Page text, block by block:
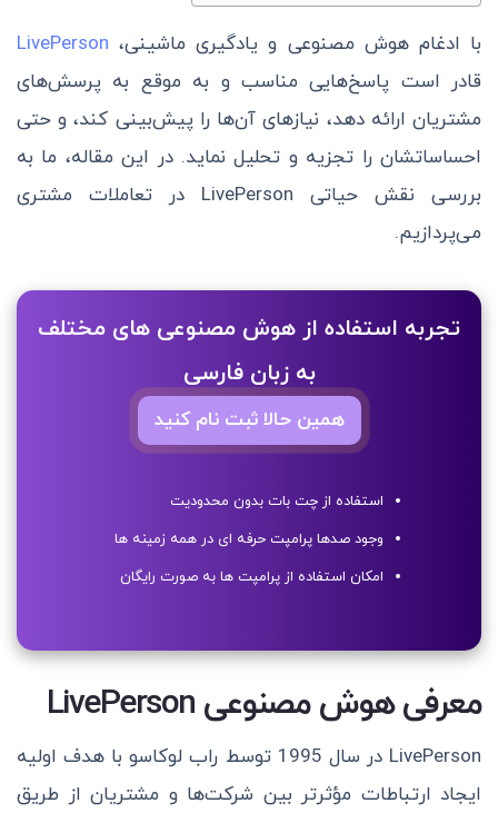
با ادغام هوش مصنوعی و یادگیری ماشینی، LivePerson
قادر است پاسخ‌هایی مناسب و به موقع به پرسش‌های
مشتریان ارائه دهد، نیازهای آن‌ها را پیش‌بینی کند، و حتی
احساساتشان را تجزیه و تحلیل نماید. در این مقاله، ما به
بررسی نقش حیاتی LivePerson در تعاملات مشتری
می‌پردازیم.
تجربه استفاده از هوش مصنوعی های مختلف
به زبان فارسی
همین حالا ثبت نام کنید
استفاده از چت بات بدون محدودیت
وجود صدها پرامپت حرفه ای در همه زمینه ها
امکان استفاده از پرامپت ها به صورت رایگان
معرفی هوش مصنوعی LivePerson
LivePerson در سال 1995 توسط راب لوکاسو با هدف اولیه
ایجاد ارتباطات مؤثرتر بین شرکت‌ها و مشتریان از طریق